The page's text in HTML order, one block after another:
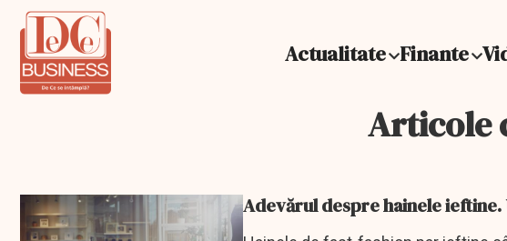
Actualitate Finante
Articole
Adevărul despre hainele